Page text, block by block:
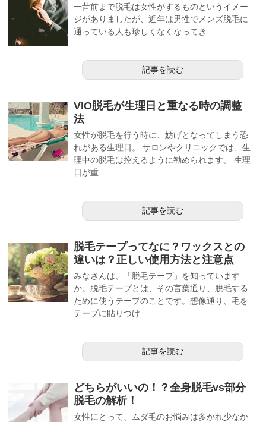
一昔前まで脱毛は女性がするものというイメー
ジがありましたが、近年は男性でメンズ脱毛に
通っている人も珍しくなくなってき...
記事を読む
VIO脱毛が生理日と重なる時の調整
法
女性が脱毛を行う時に、妨げとなってしまう恐
れがある生理日。 サロンやクリニックでは、生
理中の脱毛は控えるように勧められます。 生理
日が重...
記事を読む
脱毛テープってなに？ワックスとの
違いは？正しい使用方法と注意点
みなさんは、「脱毛テープ」を知っています
か。脱毛テープとは、その言葉通り、脱毛する
ために使うテープのことです。想像通り、毛を
テープに貼りつけ...
記事を読む
どちらがいいの！？全身脱毛vs部分
脱毛の解析！
女性にとって、ムダ毛のお悩みは多かれ少なか